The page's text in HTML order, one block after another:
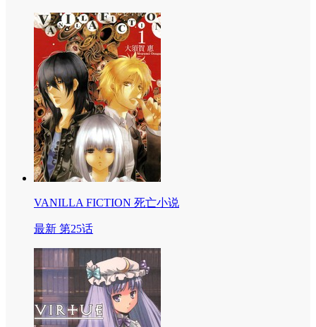
VANILLA FICTION 死亡小说
最新 第25话